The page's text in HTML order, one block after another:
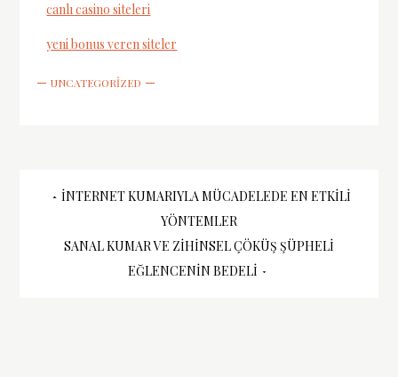
canlı casino siteleri
yeni bonus veren siteler
UNCATEGORIZED
Yazı
gezinmesi
İNTERNET KUMARIYLA MÜCADELEDE EN ETKILI
YÖNTEMLER
SANAL KUMAR VE ZIHINSEL ÇÖKÜŞ ŞÜPHELI
EĞLENCENIN BEDELI